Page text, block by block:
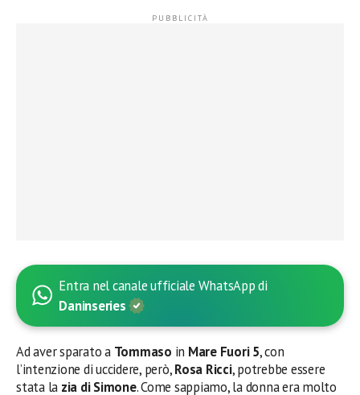
Entra nel canale ufficiale WhatsApp di
Daninseries
Ad aver sparato a Tommaso in Mare Fuori 5, con
l’intenzione di uccidere, però,Rosa Ricci, potrebbe essere
stata la zia di Simone. Come sappiamo, la donna era molto